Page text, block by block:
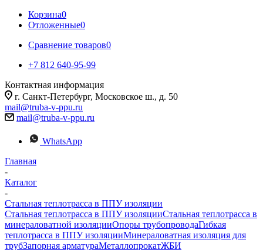
Корзина0
Отложенные0
Сравнение товаров0
+7 812 640-95-99
Контактная информация
г. Санкт-Петербург, Московское ш., д. 50
mail@truba-v-ppu.ru
mail@truba-v-ppu.ru
WhatsApp
Главная
-
Каталог
-
Стальная теплотрасса в ППУ изоляции
Стальная теплотрасса в ППУ изоляцииСтальная теплотрасса в
минераловатной изоляцииОпоры трубопроводаГибкая
теплотрасса в ППУ изоляцииМинераловатная изоляция для
трубЗапорная арматураМеталлопрокатЖБИ